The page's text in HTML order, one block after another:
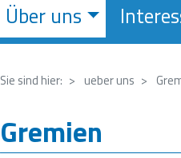
Über uns
Sie sind hier: ueber uns
Gremien